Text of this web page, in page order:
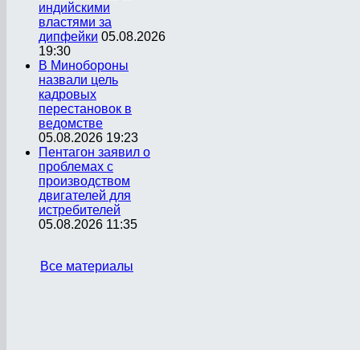
индийскими
властями за
дипфейки 05.08.2026
19:30
В Минобороны
назвали цель
кадровых
перестановок в
ведомстве
05.08.2026 19:23
Пентагон заявил о
проблемах с
производством
двигателей для
истребителей
05.08.2026 11:35
Все материалы